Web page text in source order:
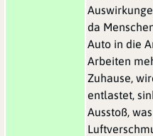
da
Auto in die
Arbeiten
Zuhause,
entlastet,
Ausstoß,